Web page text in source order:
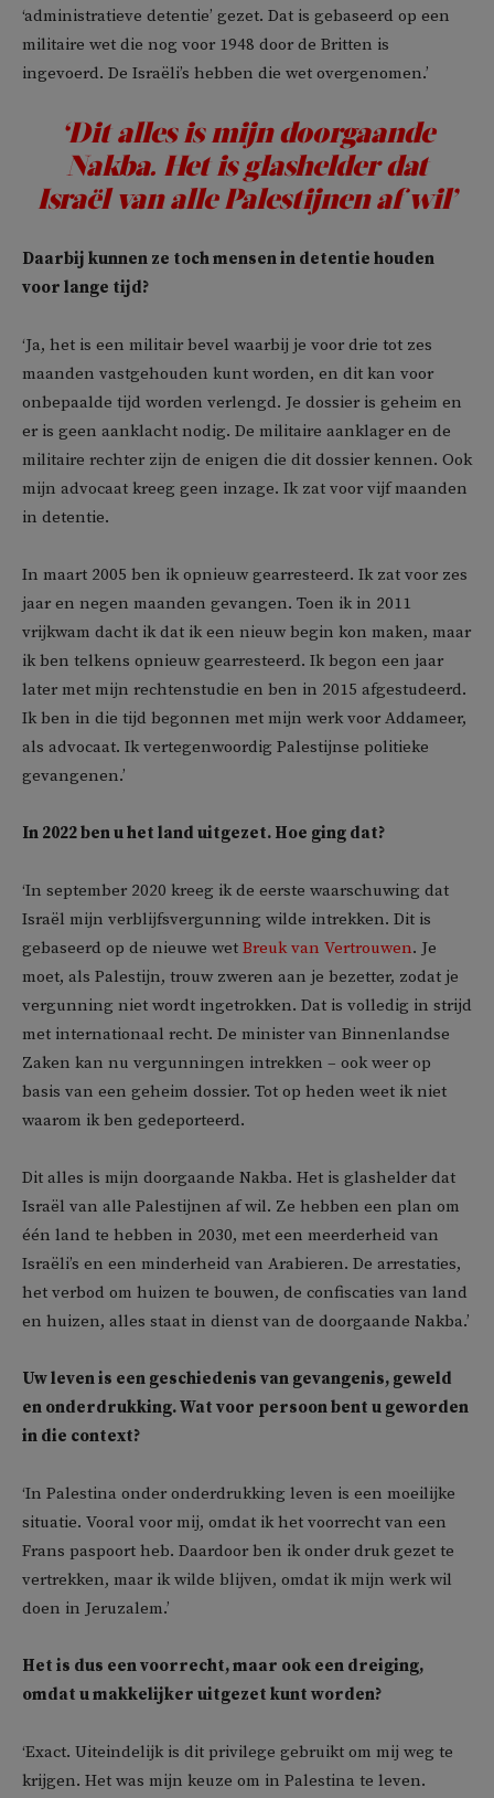
‘administratieve detentie’ gezet. Dat is gebaseerd op een
militaire wet die nog voor 1948 door de Britten is
ingevoerd. De Israëli’s hebben die wet overgenomen.’
‘Dit alles is mijn doorgaande
Nakba. Het is glashelder dat
Israël van alle Palestijnen af wil’
Daarbij kunnen ze toch mensen in detentie houden
voor lange tijd?
‘Ja, het is een militair bevel waarbij je voor drie tot zes
maanden vastgehouden kunt worden, en dit kan voor
onbepaalde tijd worden verlengd. Je dossier is geheim en
er is geen aanklacht nodig. De militaire aanklager en de
militaire rechter zijn de enigen die dit dossier kennen. Ook
mijn advocaat kreeg geen inzage. Ik zat voor vijf maanden
in detentie.
In maart 2005 ben ik opnieuw gearresteerd. Ik zat voor zes
jaar en negen maanden gevangen. Toen ik in 2011
vrijkwam dacht ik dat ik een nieuw begin kon maken, maar
ik ben telkens opnieuw gearresteerd. Ik begon een jaar
later met mijn rechtenstudie en ben in 2015 afgestudeerd.
Ik ben in die tijd begonnen met mijn werk voor Addameer,
als advocaat. Ik vertegenwoordig Palestijnse politieke
gevangenen.’
In 2022 ben u het land uitgezet. Hoe ging dat?
‘In september 2020 kreeg ik de eerste waarschuwing dat
Israël mijn verblijfsvergunning wilde intrekken. Dit is
gebaseerd op de nieuwe wet Breuk van Vertrouwen. Je
moet, als Palestijn, trouw zweren aan je bezetter, zodat je
vergunning niet wordt ingetrokken. Dat is volledig in strijd
met internationaal recht. De minister van Binnenlandse
Zaken kan nu vergunningen intrekken – ook weer op
basis van een geheim dossier. Tot op heden weet ik niet
waarom ik ben gedeporteerd.
Dit alles is mijn doorgaande Nakba. Het is glashelder dat
Israël van alle Palestijnen af wil. Ze hebben een plan om
één land te hebben in 2030, met een meerderheid van
Israëli’s en een minderheid van Arabieren. De arrestaties,
het verbod om huizen te bouwen, de confiscaties van land
en huizen, alles staat in dienst van de doorgaande Nakba.’
Uw leven is een geschiedenis van gevangenis, geweld
en onderdrukking. Wat voor persoon bent u geworden
in die context?
‘In Palestina onder onderdrukking leven is een moeilijke
situatie. Vooral voor mij, omdat ik het voorrecht van een
Frans paspoort heb. Daardoor ben ik onder druk gezet te
vertrekken, maar ik wilde blijven, omdat ik mijn werk wil
doen in Jeruzalem.’
Het is dus een voorrecht, maar ook een dreiging,
omdat u makkelijker uitgezet kunt worden?
‘Exact. Uiteindelijk is dit privilege gebruikt om mij weg te
krijgen. Het was mijn keuze om in Palestina te leven.